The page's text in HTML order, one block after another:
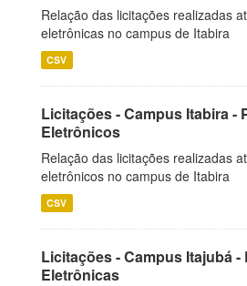
Relação das licitações realizadas
eletrônicas no campus de Itabira
CSV
Licitações - Campus Itabira -
Eletrônicos
Relação das licitações realizadas
eletrônicos no campus de Itabira
CSV
Licitações - Campus Itajubá -
Eletrônicas